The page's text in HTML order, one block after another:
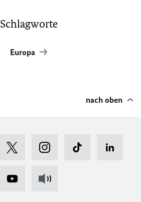
Schlagworte
Europa
nach oben